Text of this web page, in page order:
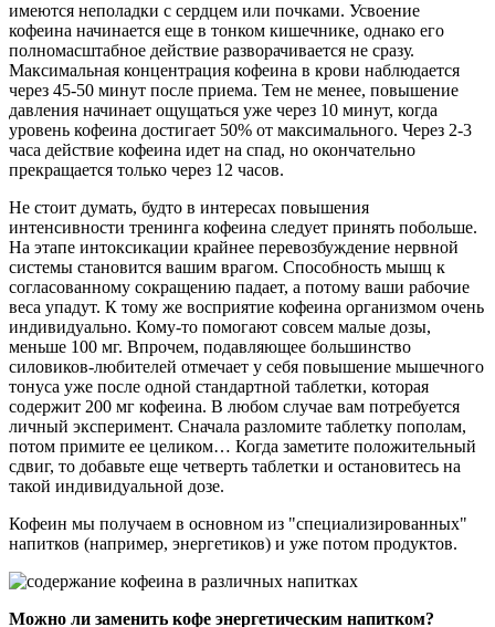
имеются неполадки с сердцем или почками. Усвоение
кофеина начинается еще в тонком кишечнике, однако его
полномасштабное действие разворачивается не сразу.
Максимальная концентрация кофеина в крови наблюдается
через 45-50 минут после приема. Тем не менее, повышение
давления начинает ощущаться уже через 10 минут, когда
уровень кофеина достигает 50% от максимального. Через 2-3
часа действие кофеина идет на спад, но окончательно
прекращается только через 12 часов.
Не стоит думать, будто в интересах повышения
интенсивности тренинга кофеина следует принять побольше.
На этапе интоксикации крайнее перевозбуждение нервной
системы становится вашим врагом. Способность мышц к
согласованному сокращению падает, а потому ваши рабочие
веса упадут. К тому же восприятие кофеина организмом очень
индивидуально. Кому-то помогают совсем малые дозы,
меньше 100 мг. Впрочем, подавляющее большинство
силовиков-любителей отмечает у себя повышение мышечного
тонуса уже после одной стандартной таблетки, которая
содержит 200 мг кофеина. В любом случае вам потребуется
личный эксперимент. Сначала разломите таблетку пополам,
потом примите ее целиком… Когда заметите положительный
сдвиг, то добавьте еще четверть таблетки и остановитесь на
такой индивидуальной дозе.
Кофеин мы получаем в основном из "специализированных"
напитков (например, энергетиков) и уже потом продуктов.
Можно ли заменить кофе энергетическим напитком?